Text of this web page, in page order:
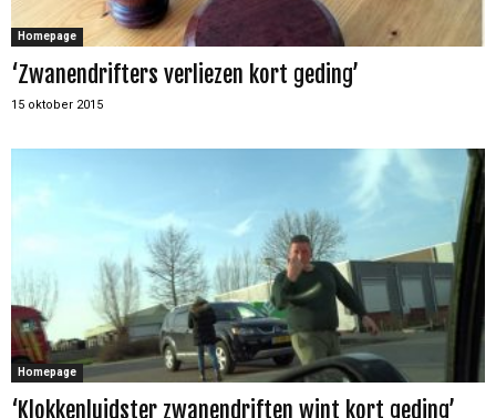
Homepage
‘Zwanendrifters verliezen kort geding’
15 oktober 2015
Homepage
‘Klokkenluidster zwanendriften wint kort geding’